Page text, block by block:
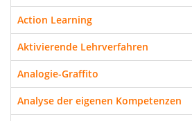
Action Learning
Aktivierende Lehrverfahren
Analogie-Graffito
Analyse der eigenen Kompetenzen